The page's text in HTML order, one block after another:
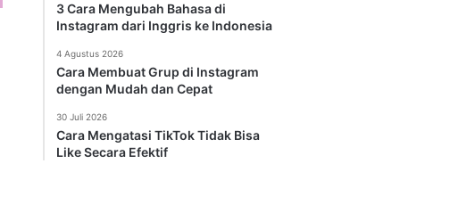
3 Cara Mengubah Bahasa di
Instagram dari Inggris ke Indonesia
4 Agustus 2026
Cara Membuat Grup di Instagram
dengan Mudah dan Cepat
30 Juli 2026
Cara Mengatasi TikTok Tidak Bisa
Like Secara Efektif